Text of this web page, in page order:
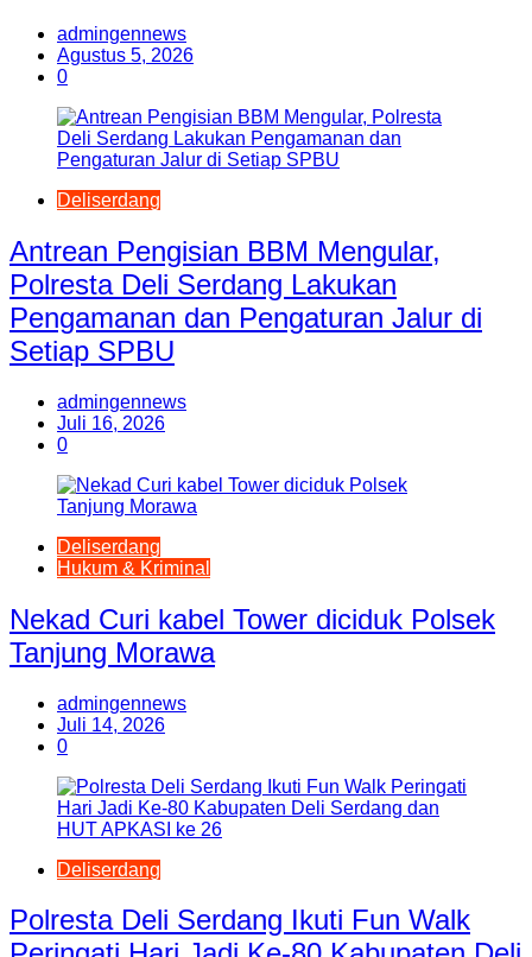
admingennews
Agustus 5, 2026
0
Deliserdang
Antrean Pengisian BBM Mengular,
Polresta Deli Serdang Lakukan
Pengamanan dan Pengaturan Jalur di
Setiap SPBU
admingennews
Juli 16, 2026
0
Deliserdang
Hukum & Kriminal
Nekad Curi kabel Tower diciduk Polsek
Tanjung Morawa
admingennews
Juli 14, 2026
0
Deliserdang
Polresta Deli Serdang Ikuti Fun Walk